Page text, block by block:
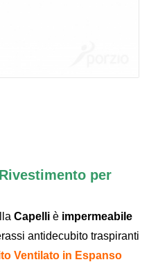
per
Capelli è impermeabile
antidecubito traspiranti
Ventilato in Espanso